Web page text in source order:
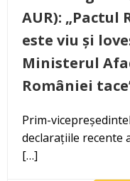
AUR):
este viu și
Ministerul
României
Prim-
declarațiile recente
[…]